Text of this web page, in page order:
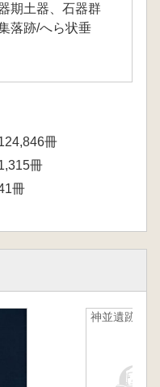
期土器、石器群
落跡/へら状垂
冊
冊
冊
神並遺跡2